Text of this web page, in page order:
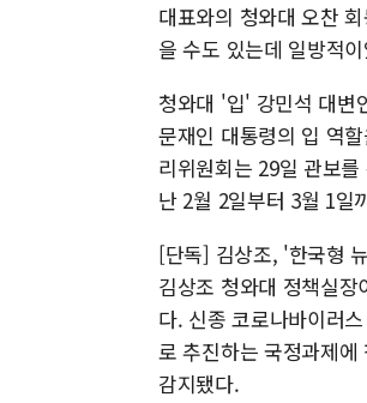
대표와의 청와대 오찬
을 수도 있는데 일방적
청와대 '입' 강민석 대변
문재인 대통령의 입 역
리위원회는 29일 관보
난 2월 2일부터 3월 1일
[단독] 김상조, '한국형
김상조 청와대 정책실
다. 신종 코로나바이러
로 추진하는 국정과제
감지됐다.